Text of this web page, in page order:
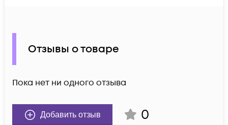
Отзывы о товаре
Пока нет ни одного отзыва
Добавить отзыв 0